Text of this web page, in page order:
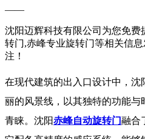
——
沈阳迈辉科技有限公司为您免费
转门,赤峰专业旋转门等相关信
注！
在现代建筑的出入口设计中，沈
丽的风景线，以其独特的功能
青睐。沈阳赤峰自动旋转门融合